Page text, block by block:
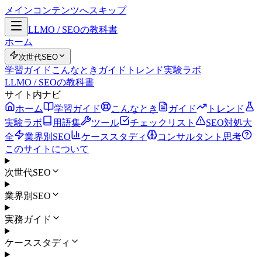
メインコンテンツへスキップ
LLMO / SEOの教科書
ホーム
次世代SEO
学習ガイド こんなとき ガイド トレンド実験ラボ
LLMO / SEOの教科書
サイト内ナビ
ホーム
学習ガイド こんなとき ガイド
トレンド
実験ラボ
用語集 ツール チェックリスト
SEO対処大
全
業界別SEO ケーススタディ
コンサルタント思考
このサイトについて
次世代SEO
業界別SEO
実務ガイド
ケーススタディ